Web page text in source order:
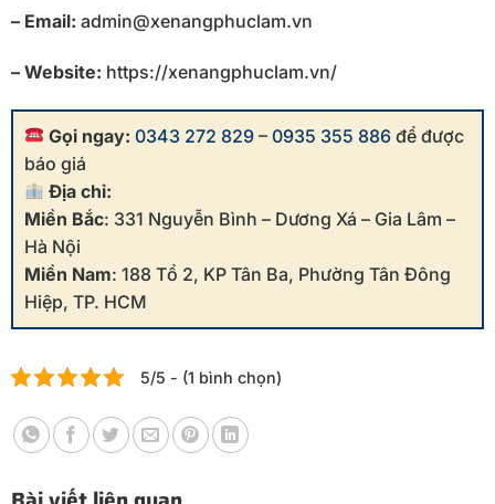
– Email: admin@xenangphuclam.vn
– Website: https://xenangphuclam.vn/
Gọi ngay: 0343 272 829 –0935 355 886 để được
báo giá
Địa chỉ:
Miền Bắc: 331 Nguyễn Bình – Dương Xá – Gia Lâm –
Hà Nội
Miền Nam: 188 Tổ 2, KP Tân Ba, Phường Tân Đông
Hiệp, TP. HCM
5/5 - (1 bình chọn)